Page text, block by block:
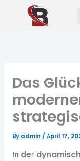
Das
By admin / April 17,
In der